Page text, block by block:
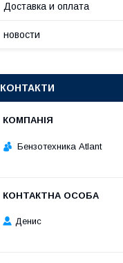
Доставка и оплата
новости
КОНТАКТИ
Бензотехника Atlant
Денис